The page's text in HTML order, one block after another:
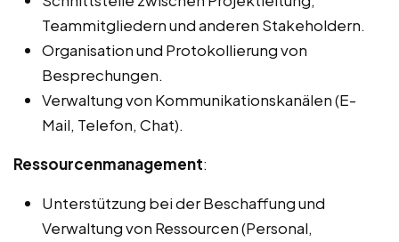
Teammitgliedern und anderen Stakeholdern.
Organisation und Protokollierung von
Besprechungen.
Verwaltung von Kommunikationskanälen (E-
Mail, Telefon, Chat).
Ressourcenmanagement:
Unterstützung bei der Beschaffung und
Verwaltung von Ressourcen (Personal,